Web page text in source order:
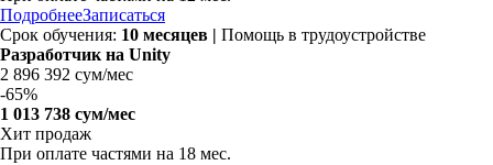
ПодробнееЗаписаться
Срок обучения: 10 месяцев | Помощь в трудоустройстве
Разработчик на Unity
2 896 392 сум/мес
-65%
1 013 738 сум/мес
Хит продаж
При оплате частями на 18 мес.